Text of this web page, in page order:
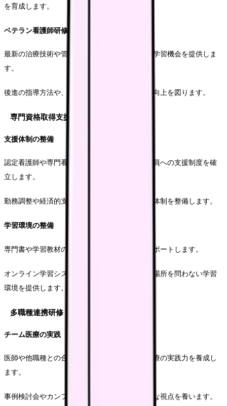
を育成します。
ベテラン看護師研修
最新の治療技術や管理手法について、継続的な学習機会を提供しま
す。
後進の指導方法や、組織マネジメントスキルの向上を図ります。
専門資格取得支援
支援体制の整備
認定看護師や専門看護師の資格取得を目指す職員への支援制度を確
立します。
勤務調整や経済的支援など、具体的なサポート体制を整備します。
学習環境の整備
専門書や学習教材の充実を図り、自己学習をサポートします。
オンライン学習システムの導入により、時間や場所を問わない学習
環境を提供します。
多職種連携研修
チーム医療の実践
医師や他職種との合同研修を通じて、チーム医療の実践力を養成し
ます。
事例検討会やカンファレンスを通じて、多角的な視点を養います。